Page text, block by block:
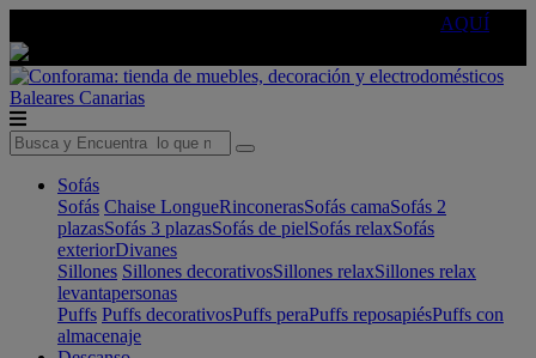
AQUÍ
Baleares Canarias
Sofás
Sofás Chaise LongueRinconerasSofás camaSofás 2
plazasSofás 3 plazasSofás de pielSofás relaxSofás
exteriorDivanes
Sillones Sillones decorativosSillones relaxSillones relax
levantapersonas
Puffs Puffs decorativosPuffs peraPuffs reposapiésPuffs con
almacenaje